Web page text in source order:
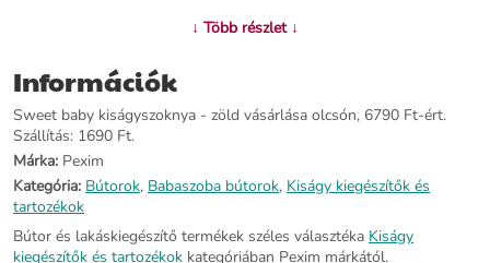
↓ Több részlet ↓
Információk
Sweet baby kiságyszoknya - zöld vásárlása olcsón, 6790 Ft-ért.
Szállítás: 1690 Ft.
Márka: Pexim
Kategória: Bútorok, Babaszoba bútorok, Kiságy kiegészítők és
tartozékok
Bútor és lakáskiegészítő termékek széles választéka Kiságy
kiegészítők és tartozékok kategóriában Pexim márkától.